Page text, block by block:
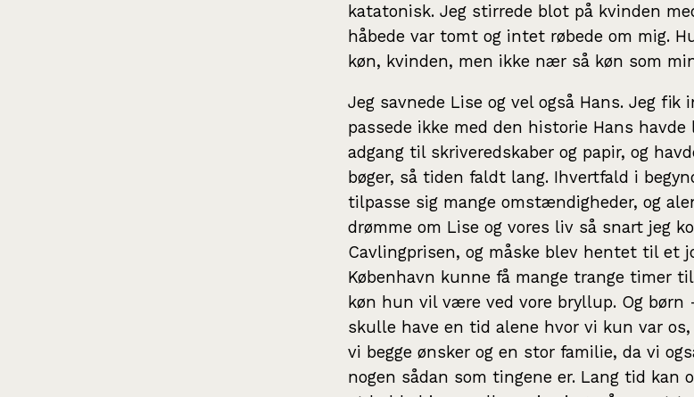
katatonisk. Jeg stirrede blot på kvinden
håbede var tomt og intet røbede om mig.
køn, kvinden, men ikke nær så køn som
Jeg savnede Lise og vel også Hans. Jeg fik
passede ikke med den historie Hans
adgang til skriveredskaber og papir, og
bøger, så tiden faldt lang. Ihvertfald i
tilpasse sig mange omstændigheder, og
drømme om Lise og vores liv så snart jeg
Cavlingprisen, og måske blev hentet til et
København kunne få mange trange timer
køn hun vil være ved vore bryllup. Og
skulle have en tid alene hvor vi kun var
vi begge ønsker og en stor familie, da vi
nogen sådan som tingene er. Lang tid kan